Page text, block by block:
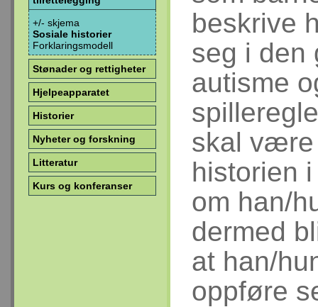
+/- skjema
Sosiale historier
Forklaringsmodell
Stønader og rettigheter
Hjelpeapparatet
Historier
Nyheter og forskning
Litteratur
Kurs og konferanser
beskrive
seg i den
autisme
skal være
historien
om han/
dermed
at han/
oppføre